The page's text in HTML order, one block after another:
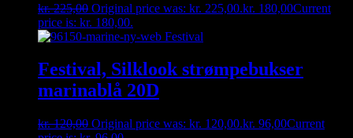
kr.225,00 Original price was: kr. 225,00.kr. 180,00Current
price is: kr. 180,00.
Festival, Silklook strømpebukser
marinablå 20D
kr.120,00 Original price was: kr. 120,00.kr. 96,00Current